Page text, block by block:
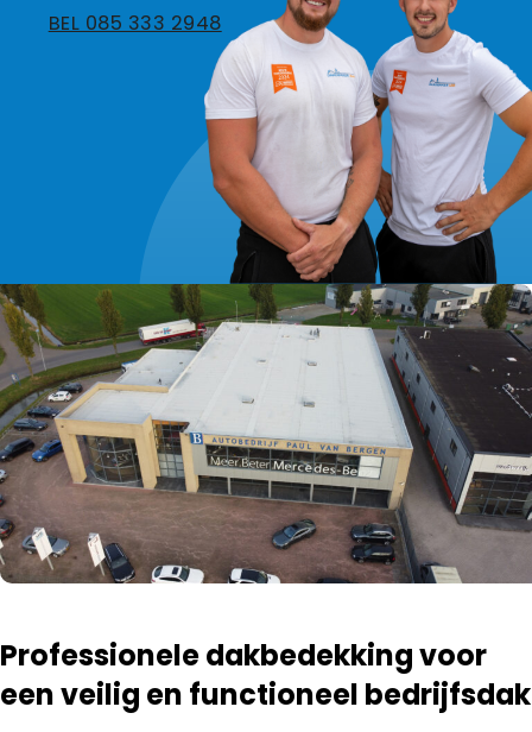
BEL 085 333 2948
Professionele dakbedekking voor
een veilig en functioneel bedrijfsdak